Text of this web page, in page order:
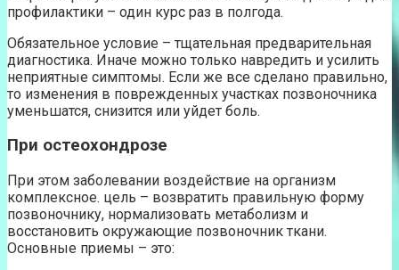
профилактики – один курс раз в полгода.
Обязательное условие – тщательная предварительная
диагностика. Иначе можно только навредить и усилить
неприятные симптомы. Если же все сделано правильно,
то изменения в поврежденных участках позвоночника
уменьшатся, снизится или уйдет боль.
При остеохондрозе
При этом заболевании воздействие на организм
комплексное. цель – возвратить правильную форму
позвоночнику, нормализовать метаболизм и
восстановить окружающие позвоночник ткани.
Основные приемы – это: